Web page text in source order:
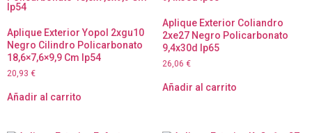
Aplique Exterior Yopol 2xgu10
Negro Cilindro Policarbonato
18,6×7,6×9,9 Cm Ip54
20,93 €
Añadir al carrito
Aplique Exterior Coliandro
2xe27 Negro Policarbonato
9,4x30d Ip65
26,06 €
Añadir al carrito